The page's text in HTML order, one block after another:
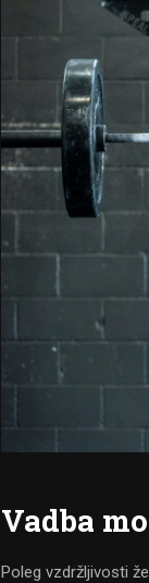
Vadba
Poleg vzdržljivosti